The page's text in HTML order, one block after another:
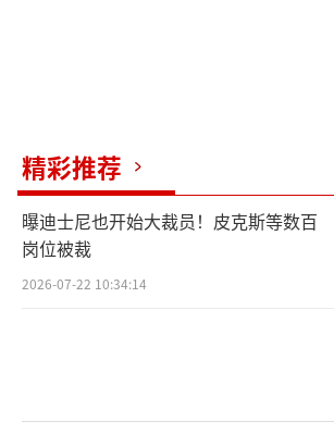
精彩推荐
曝迪士尼也开始大裁员！皮克斯等数百
岗位被裁
2026-07-22 10:34:14